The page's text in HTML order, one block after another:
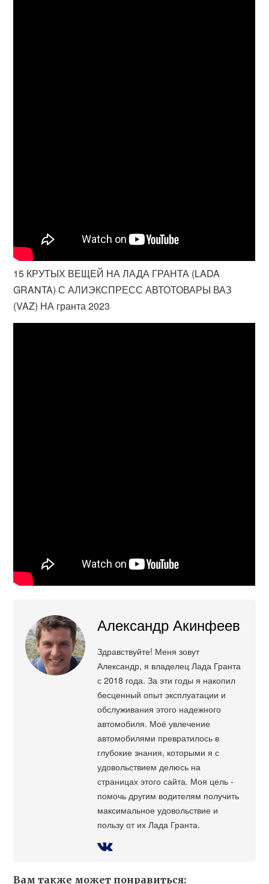
15 КРУТЫХ ВЕЩЕЙ НА ЛАДА ГРАНТА (LADA
GRANTA) С АЛИЭКСПРЕСС АВТОТОВАРЫ ВАЗ
(VAZ) НА гранта 2023
Александр Акинфеев
Здравствуйте! Меня зовут
Александр, я владелец Лада Гранта
с 2018 года. За эти годы я накопил
бесценный опыт эксплуатации и
обслуживания этого надежного
автомобиля. Моё увлечение
автомобилями превратилось в
глубокие знания, которыми я с
удовольствием делюсь на
страницах этого сайта. Моя цель -
помочь другим водителям получить
максимальное удовольствие и
пользу от их Лада Гранта.
Вам также может понравиться: